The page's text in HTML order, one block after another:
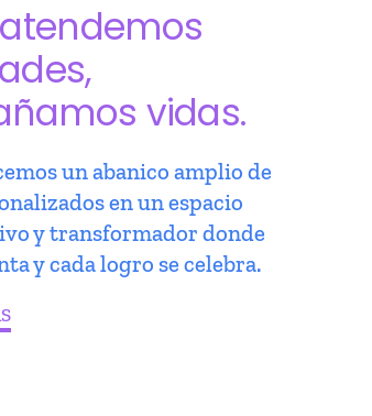
vidas.
un abanico amplio de
en un espacio
y transformador donde
y cada logro se celebra.